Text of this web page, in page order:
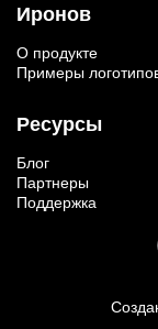
Иронов
О продукте
Примеры
Ресурсы
Блог
Партнеры
Поддержка